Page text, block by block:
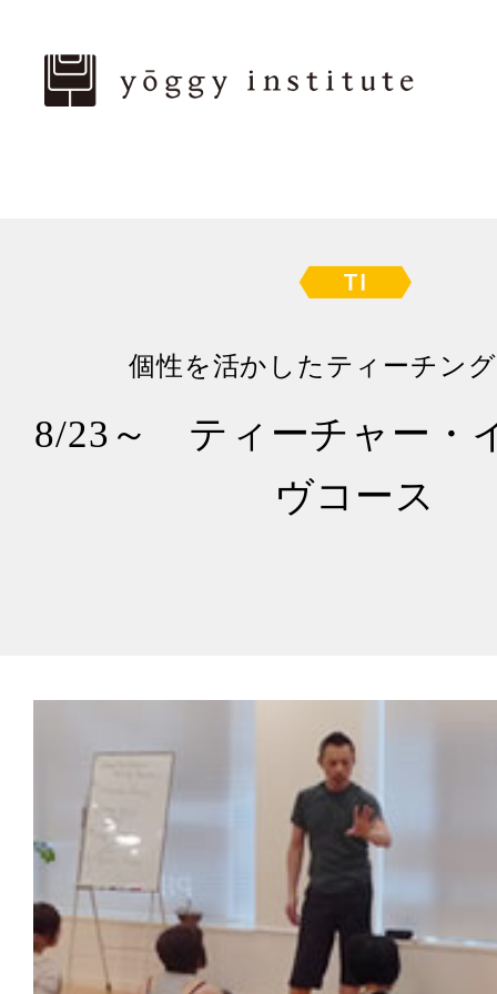
個性を活かしたティーチン
8/23～ ティーチャー・
ヴコース